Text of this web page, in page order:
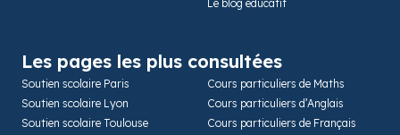
Le blog éducatif
Les pages les plus consultées
Soutien scolaire Paris
Soutien scolaire Lyon
Soutien scolaire Toulouse
Cours particuliers de Maths
Cours particuliers d’Anglais
Cours particuliers de Français